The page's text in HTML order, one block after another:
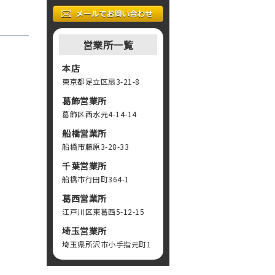
営業所一覧
本店
東京都足立区扇3-21-8
葛飾営業所
葛飾区西水元4-14-14
船橋営業所
船橋市藤原3-28-33
千葉営業所
船橋市行田町364-1
葛西営業所
江戸川区東葛西5-12-15
埼玉営業所
埼玉県所沢市小手指元町1